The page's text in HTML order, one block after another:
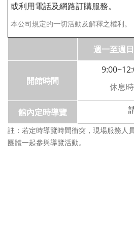
或利用電話及網路訂購服務。
本公司規定的一切活動及解釋之權利。
週一至週
開館時間
休息
館內定時導覽
註 ： 若定時導覽時間衝突，現場服務人
團體一起參與導覽活動。